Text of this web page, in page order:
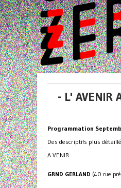
- L' AVENIR
Programmation
Des descriptifs plus
A VENIR
GRND GERLAND (40 rue